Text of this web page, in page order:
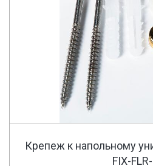
Крепеж к напольному
FIX-